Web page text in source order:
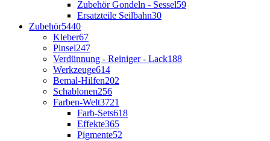
Zubehör Gondeln - Sessel59
Ersatzteile Seilbahn30
Zubehör5440
Kleber67
Pinsel247
Verdünnung - Reiniger - Lack188
Werkzeuge614
Bemal-Hilfen202
Schablonen256
Farben-Welt3721
Farb-Sets618
Effekte365
Pigmente52